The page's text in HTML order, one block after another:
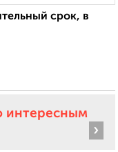
срок, в
интересным
›